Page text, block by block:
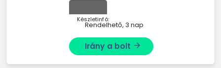
Készletinfó:
Rendelhető, 3 nap
Irány a bolt arrow_forward